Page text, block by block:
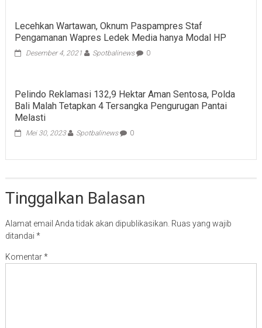
Dana
BLN
Lecehkan Wartawan, Oknum Paspampres Staf
Pengamanan Wapres Ledek Media hanya Modal HP
Desember 4, 2021 Spotbalinews 0
Pelindo Reklamasi 132,9 Hektar Aman Sentosa, Polda
Bali Malah Tetapkan 4 Tersangka Pengurugan Pantai
Melasti
Mei 30, 2023 Spotbalinews 0
Tinggalkan Balasan
Alamat email Anda tidak akan dipublikasikan. Ruas yang wajib
ditandai *
Komentar*